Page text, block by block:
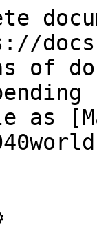
of
as